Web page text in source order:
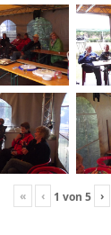
« ‹ 1 von 5 ›